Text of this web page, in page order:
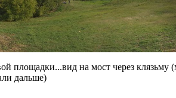
площадки...вид на мост через клязьму
дальше)